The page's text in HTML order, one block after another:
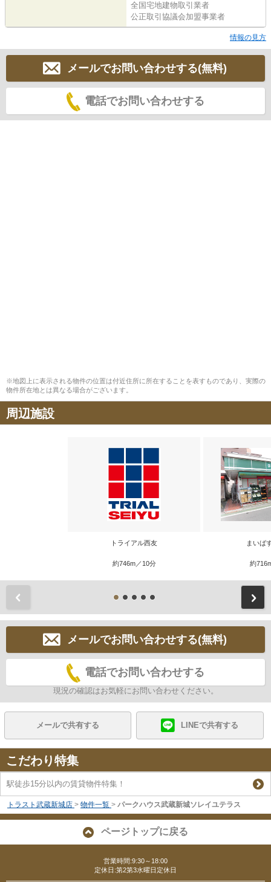
全国宅地建物取引業者
公正取引協議会加盟事業者
情報の見方
メールでお問い合わせする(無料)
電話でお問い合わせする
※地図上に表示される物件の位置は付近住所に所在することを表すものであり、実際の
物件所在地とは異なる場合がございます。
周辺施設
トライアル西友
約746m／10分
まいば
約
メールでお問い合わせする(無料)
電話でお問い合わせする
現況の確認はお気軽にお問い合わせください。
メールで共有する LINEで共有する
こだわり特集
駅徒歩15分以内の賃貸物件特集！
トラスト武蔵新城店 > 物件一覧 > パークハウス武蔵新城ソレイユテラス
ページトップに戻る
営業時間:9:30～18:00
定休日:第2第3水曜日定休日